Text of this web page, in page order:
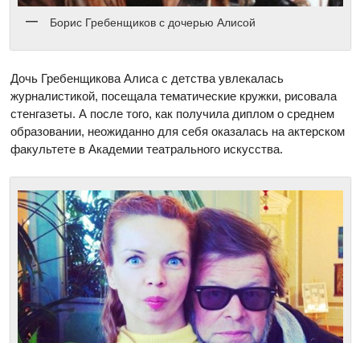
Борис Гребенщиков с дочерью Алисой
Дочь Гребенщикова Алиса с детства увлекалась
журналистикой, посещала тематические кружки, рисовала
стенгазеты. А после того, как получила диплом о среднем
образовании, неожиданно для себя оказалась на актерском
факультете в Академии театрального искусства.